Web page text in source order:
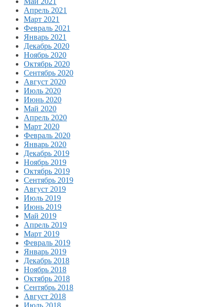
Апрель 2021
Март 2021
Февраль 2021
Январь 2021
Декабрь 2020
Ноябрь 2020
Октябрь 2020
Сентябрь 2020
Август 2020
Июль 2020
Июнь 2020
Май 2020
Апрель 2020
Март 2020
Февраль 2020
Январь 2020
Декабрь 2019
Ноябрь 2019
Октябрь 2019
Сентябрь 2019
Август 2019
Июль 2019
Июнь 2019
Май 2019
Апрель 2019
Март 2019
Февраль 2019
Январь 2019
Декабрь 2018
Ноябрь 2018
Октябрь 2018
Сентябрь 2018
Август 2018
Июль 2018